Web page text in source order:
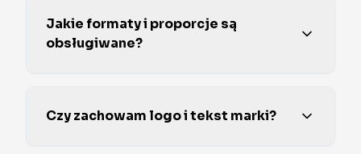
Jakie formaty i proporcje są
obsługiwane?
Czy zachowam logo i tekst marki?